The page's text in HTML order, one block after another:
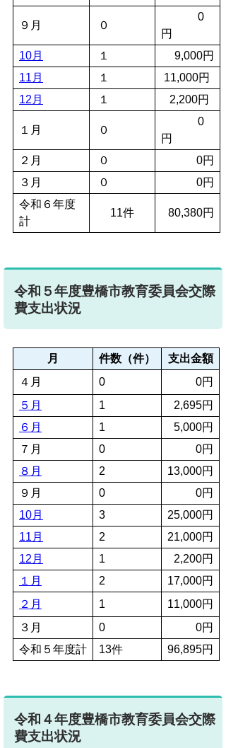
９月 ０
0
円
10月
１
9,000円
11月
１
11,000円
12月
１ 2,200円
１月 ０
0
円
２月
０
0円
３月
０
0円
令和６年度
計
11件 80,380円
令和５年度豊橋市教育委員会交際
費支出状況
月 件数（件）
支出金額
４月
0
0円
５月
1
2,695円
６月
1
5,000円
７月
0
0円
８月
2
13,000円
９月
0
0円
10月
3
25,000円
11月
2
21,000円
12月
1
2,200円
１月
2
17,000円
２月
1
11,000円
３月
0
0円
令和５年度計
13件 96,895円
令和４年度豊橋市教育委員会交際
費支出状況